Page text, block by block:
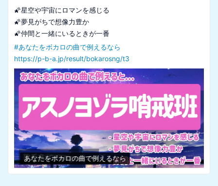
🌠星空や宇宙にロマンを感じる
🌠夢見がちで想像力豊か
#あなたをボカロの曲で例えるなら
https://p-b-a.jp/result/bokarosng/t3
あなたをボカロの曲で例えるなら